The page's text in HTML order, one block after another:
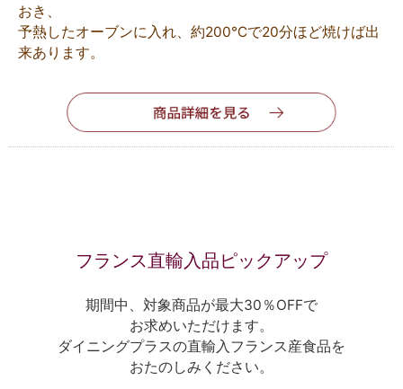
おき、
予熱したオーブンに入れ、約200℃で20分ほど焼けば出
来あります。
フランス直輸入品ピックアップ
期間中、対象商品が最大30％OFFで
お求めいただけます。
ダイニングプラスの直輸入フランス産食品を
おたのしみください。